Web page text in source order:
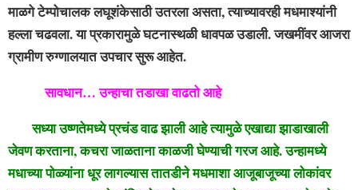
माळगे टेम्पोचालक लघूशंकेसाठी उतरला असता, त्याच्यावरही मधमाश्यांनी
हल्ला चढवला. या प्रकारामुळे घटनास्थळी धावपळ उडाली. जखमींवर आजरा
ग्रामीण रुग्णालयात उपचार सुरू आहेत.
सावधान… उन्हाचा तडाखा वाढतो आहे
सध्या उष्णतेमध्ये प्रचंड वाढ झाली आहे त्यामुळे एखाद्या झाडाखाली
जेवण करताना, कचरा जाळताना काळजी घेण्याची गरज आहे. उन्हामध्ये
मधाच्या पोळ्यांना धूर लागल्यास तातडीने मधमाशा आजूबाजूच्या लोकांवर